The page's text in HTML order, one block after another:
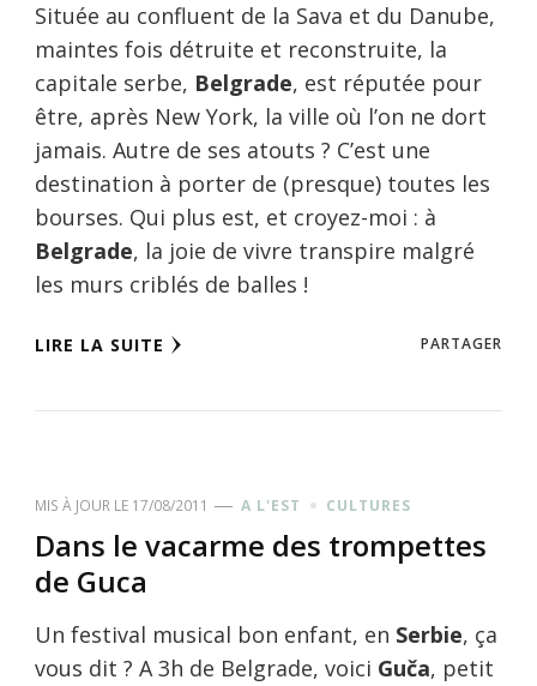
Située au confluent de la Sava et du Danube,
maintes fois détruite et reconstruite, la
capitale serbe, Belgrade, est réputée pour
être, après New York, la ville où l’on ne dort
jamais. Autre de ses atouts ? C’est une
destination à porter de (presque) toutes les
bourses. Qui plus est, et croyez-moi : à
Belgrade, la joie de vivre transpire malgré
les murs criblés de balles !
LIRE LA SUITE PARTAGER
MIS À JOUR LE 17/08/2011 A L'EST CULTURES
Dans le vacarme des trompettes
de Guca
Un festival musical bon enfant, en Serbie, ça
vous dit ? A 3h de Belgrade, voici Guča, petit